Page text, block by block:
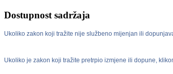
Dostupnost sadržaja
Ukoliko zakon koji tražite nije službeno mijenjan ili
Ukoliko je zakon koji tražite pretrpio izmjene ili dopune,